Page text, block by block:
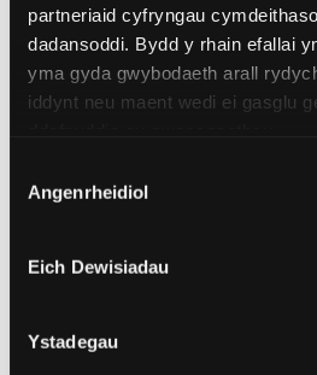
partneriaid cyfryngau
dadansoddi. Bydd y rhain efallai
yma gyda gwybodaeth arall
iddynt neu maent wedi ei gasglu
Caniatâd
Angenrheidiol
Eich Dewisiadau
Ystadegau
oherwydd ei gymwysiadau
gatiau rhesymeg,
optegol, LIDARs a
well defnyddio anhrefn â
sylweddol i sicrhau'r anhrefn
Ffotoneg Integredig a
Mae technoleg Cylched